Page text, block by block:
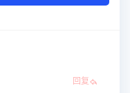
回复